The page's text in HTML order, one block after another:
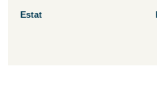
Estat